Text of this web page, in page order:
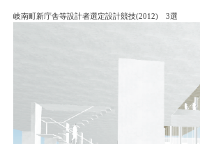
岐南町新庁舎等設計者選定設計競技(2012) 3選